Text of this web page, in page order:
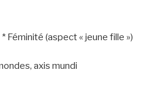
Féminité (aspect « jeune fille »)
axis mundi